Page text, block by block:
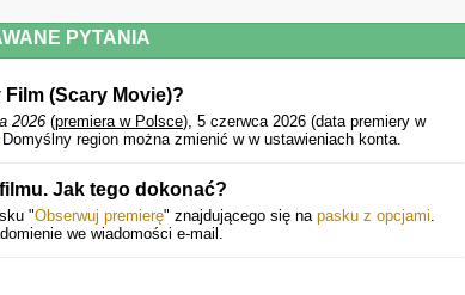
PYTANIA
(Scary Movie)?
2026 (premiera w Polsce), 5 czerwca 2026 (data premiery w
Domyślny region można zmienić w w ustawieniach konta.
Jak tego dokonać?
"Obserwuj premierę" znajdującego się na pasku z opcjami.
we wiadomości e-mail.